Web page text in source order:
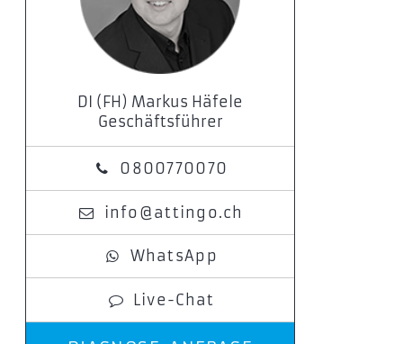
DI (FH) Markus Häfele
Geschäftsführer
0800770070
info@attingo.ch
WhatsApp
Live-Chat